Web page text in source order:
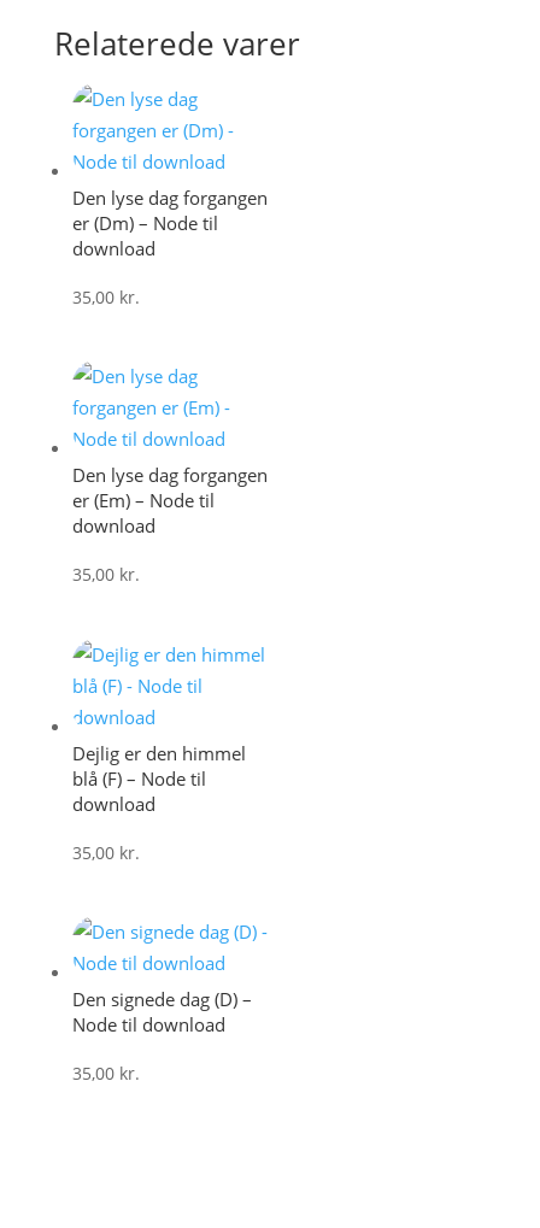
Relaterede varer
Den lyse dag forgangen
er (Dm) – Node til
download
35,00 kr.
Den lyse dag forgangen
er (Em) – Node til
download
35,00 kr.
Dejlig er den himmel
blå (F) – Node til
download
35,00 kr.
Den signede dag (D) –
Node til download
35,00 kr.